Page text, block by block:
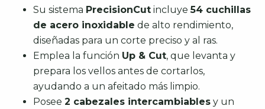
Su sistema PrecisionCut incluye54 cuchillas
de acero inoxidable de alto rendimiento,
diseñadas para un corte preciso y al ras.
Emplea la función Up & Cut, que levanta y
prepara los vellos antes de cortarlos,
ayudando a un afeitado más limpio.
Posee 2 cabezales intercambiables y un